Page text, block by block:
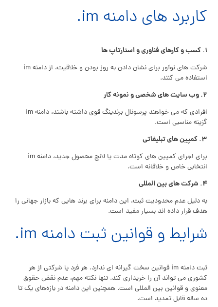
کاربرد های دامنه im.
۱. کسب‌ و کارهای فناوری و استارتاپ‌ ها
شرکت‌ های نوآور برای نشان دادن به‌ روز بودن و خلاقیت، از دامنه im
استفاده می‌ کنند.
۲. وب‌ سایت‌ های شخصی و نمونه‌ کار
افرادی که می‌ خواهند پرسونال برندینگ قوی داشته باشند، دامنه im
گزینه مناسبی است.
۳. کمپین‌ های تبلیغاتی
برای اجرای کمپین‌ های کوتاه‌ مدت یا لانچ محصول جدید، دامنه im
انتخابی خاص و خلاقانه است.
۴. شرکت‌ های بین‌ المللی
به دلیل عدم محدودیت ثبت، این دامنه برای برند هایی که بازار جهانی را
هدف قرار داده‌ اند بسیار مفید است.
شرایط و قوانین ثبت دامنه im.
ثبت دامنه im قوانین سخت‌ گیرانه‌ ای ندارد. هر فرد یا شرکتی از هر
کشوری می‌ تواند آن را خریداری کند. تنها نکته مهم، عدم نقض حقوق
معنوی و قوانین بین‌ المللی است. همچنین این دامنه در بازه‌های یک تا
ده‌ ساله قابل تمدید است.